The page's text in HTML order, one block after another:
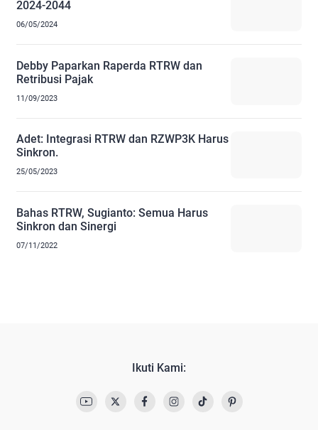
2024-2044
06/05/2024
Debby Paparkan Raperda RTRW dan
Retribusi Pajak
11/09/2023
Adet: Integrasi RTRW dan RZWP3K Harus
Sinkron.
25/05/2023
Bahas RTRW, Sugianto: Semua Harus
Sinkron dan Sinergi
07/11/2022
Ikuti Kami: